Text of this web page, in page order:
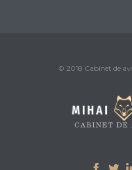
© 2018 Cabinet de